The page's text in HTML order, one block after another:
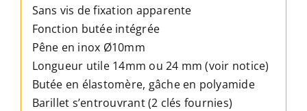
Sans vis de fixation apparente
Fonction butée intégrée
Pêne en inox Ø10mm
Longueur utile 14mm ou 24 mm (voir notice)
Butée en élastomère, gâche en polyamide
Barillet s’entrouvrant (2 clés fournies)